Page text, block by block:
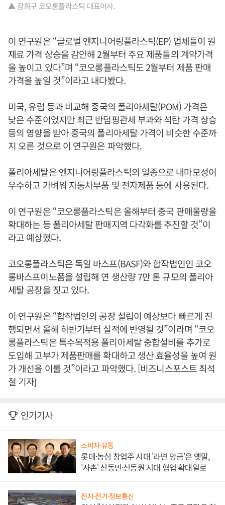
▲ 장희구 코오롱플라스틱 대표이사.
이 연구원은 “글로벌 엔지니어링플라스틱(EP) 업체들이 원
재료 가격 상승을 감안해 2월부터 주요 제품들의 계약가격
을 높이고 있다”며 “코오롱플라스틱도 2월부터 제품 판매
가격을 높일 것”이라고 내다봤다.
미국, 유럽 등과 비교해 중국의 폴리아세탈(POM) 가격은
낮은 수준이었지만 최근 반덤핑관세 부과와 석탄 가격 상승
등의 영향을 받아 중국의 폴리아세탈 가격이 비슷한 수준까
지 오른 것으로 이 연구원은 파악했다.
폴리아세탈은 엔지니어링플라스틱의 일종으로 내마모성이
우수하고 가벼워 자동차부품 및 전자제품 등에 사용된다.
이 연구원은 “코오롱플라스틱은 올해부터 중국 판매물량을
확대하는 등 폴리아세탈 판매지역 다각화를 추진할 것”이
라고 예상했다.
코오롱플라스틱은 독일 바스프(BASF)와 합작법인인 코오
롱바스프이노폼을 설립해 연 생산량 7만 톤 규모의 폴리아
세탈 공장을 짓고 있다.
이 연구원은 “합작법인의 공장 설립이 예상보다 빠르게 진
행되면서 올해 하반기부터 실적에 반영될 것”이라며 “코오
롱플라스틱은 특수목적용 폴리아세탈 중합설비를 추가로
도입해 고부가 제품판매를 확대하고 생산 효율성을 높여 원
가 개선을 이룰 것”이라고 파악했다. [비즈니스포스트 최석
철 기자]
인기기사
소비자·유통
롯데·농심 창업주 시대 '라면 앙금'은 옛말,
'사촌' 신동빈·신동원 시대 협업 확대일로
전자·전기·정보통신